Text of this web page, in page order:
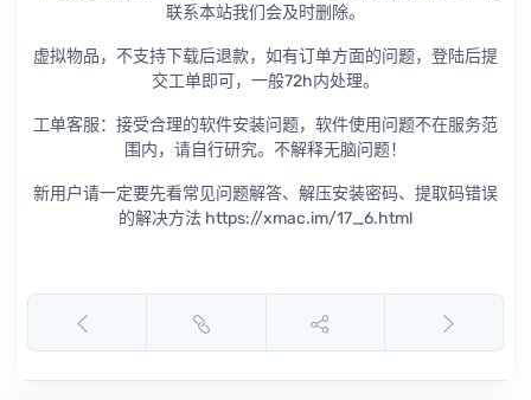
联系本站我们会及时删除。
虚拟物品，不支持下载后退款，如有订单方面的问题，登陆后提
交工单即可，一般72h内处理。
工单客服：接受合理的软件安装问题，软件使用问题不在服务范
围内，请自行研究。不解释无脑问题！
新用户请一定要先看常见问题解答、解压安装密码、提取码错误
的解决方法 https://xmac.im/17_6.html